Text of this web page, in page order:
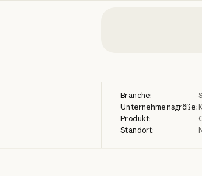
Branche:
Unternehmensgröße:
Produkt:
Standort: